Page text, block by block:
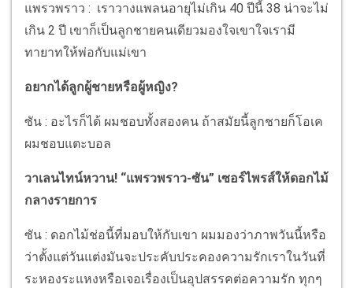
แพรวพราว : เราวางแพลนอายุไม่เกิน 40 ปีนี้ 38 น่าจะไม่
เกิน 2 ปี เขาก็เป็นลูกชายคนเดียวมองใจเขาใจเรามี
ทายาทให้พ่อกับแม่เขา
อยากได้ลูกผู้ชายหรือผู้หญิง?
ซัน : อะไรก็ได้ ผมชอบทั้งสองคน ถ้าสมัยนี้ลูกชายก็โอเค
ผมชอบแตะบอล
วาเลนไทน์หวาน! “แพรวพราว-ซัน” เซอร์ไพรส์ให้ดอกไม้
กลางรายการ
ซัน : ดอกไม้ช่อนี้ที่มอบให้กับเขา ผมมองว่าภาพวันนี้หรือ
ว่าตั้งแต่วันแต่งมันจะประคับประคองความรักเราในวันที่
ระหองระแหงหรือเจอเรื่องเป็นอุปสรรคต่อความรัก ทุกๆ